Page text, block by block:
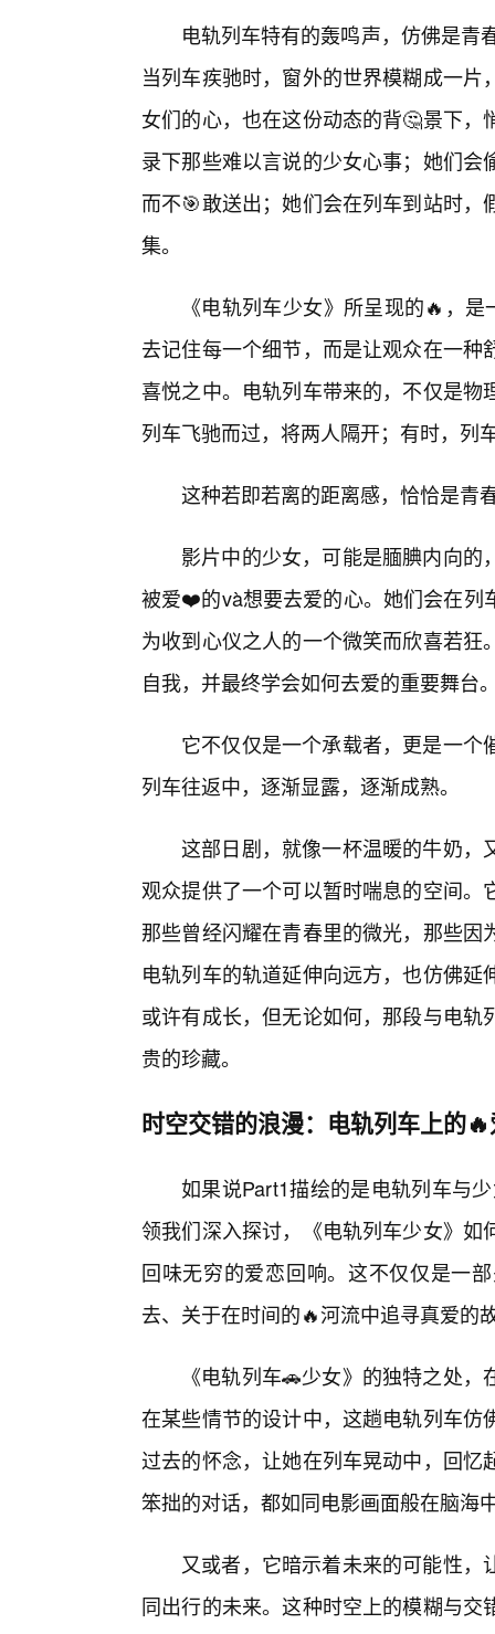
电轨列车特有的轰鸣声，仿佛是青
当列车疾驰时，窗外的世界模糊成一
女们的心，也在这份动态的背🤔景下
录下那些难以言说的少女心事；她们
而不🎯敢送出；她们会在列车到站时
集。
《电轨列车少女》所呈现的🔥，
去记住每一个细节，而是让观众在一
喜悦之中。电轨列车带来的，不仅是
列车飞驰而过，将两人隔开；有时，列
这种若即若离的距离感，恰恰是青
影片中的少女，可能是腼腆内向
被爱❤️的và想要去爱的心。她们会在列
为收到心仪之人的一个微笑而欣喜若
自我，并最终学会如何去爱的重要舞台
它不仅仅是一个承载者，更是一
列车往返中，逐渐显露，逐渐成熟。
这部日剧，就像一杯温暖的牛奶，
观众提供了一个可以暂时喘息的空间
那些曾经闪耀在青春里的微光，那些
电轨列车的轨道延伸向远方，也仿佛
或许有成长，但无论如何，那段与电
贵的珍藏。
时空交错的浪漫：电轨列车上的
如果说Part1描绘的是电轨列车与
领我们深入探讨，《电轨列车少女》
回味无穷的爱恋回响。这不仅仅是一
去、关于在时间的🔥河流中追寻真爱的
《电轨列车🚗少女》的独特之处
在某些情节的设计中，这趟电轨列车
过去的怀念，让她在列车晃动中，回
笨拙的对话，都如同电影画面般在脑海
又或者，它暗示着未来的可能性
同出行的未来。这种时空上的模糊与